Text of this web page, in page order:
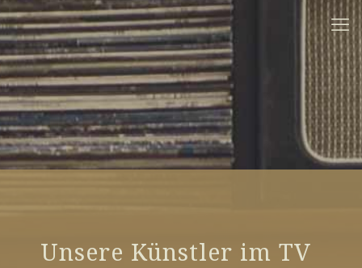
Unsere Künstler im TV